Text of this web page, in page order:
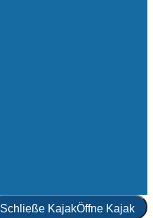
Schließe KajakÖffne Kajak